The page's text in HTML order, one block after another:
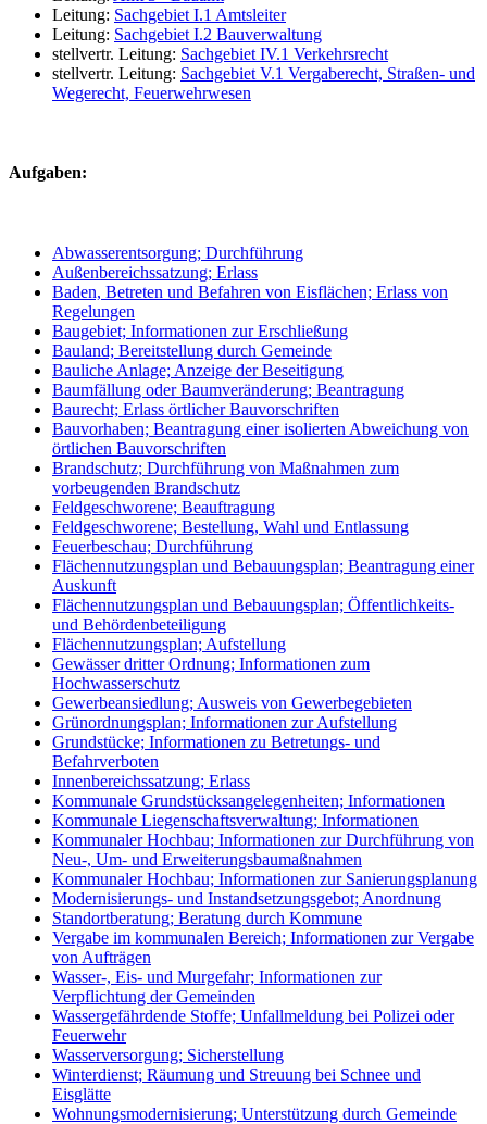
Leitung: Sachgebiet I.1 Amtsleiter
Leitung: Sachgebiet I.2 Bauverwaltung
stellvertr. Leitung: Sachgebiet IV.1 Verkehrsrecht
stellvertr. Leitung: Sachgebiet V.1 Vergaberecht, Straßen- und
Wegerecht, Feuerwehrwesen
Aufgaben:
Abwasserentsorgung; Durchführung
Außenbereichssatzung; Erlass
Baden, Betreten und Befahren von Eisflächen; Erlass von
Regelungen
Baugebiet; Informationen zur Erschließung
Bauland; Bereitstellung durch Gemeinde
Bauliche Anlage; Anzeige der Beseitigung
Baumfällung oder Baumveränderung; Beantragung
Baurecht; Erlass örtlicher Bauvorschriften
Bauvorhaben; Beantragung einer isolierten Abweichung von
örtlichen Bauvorschriften
Brandschutz; Durchführung von Maßnahmen zum
vorbeugenden Brandschutz
Feldgeschworene; Beauftragung
Feldgeschworene; Bestellung, Wahl und Entlassung
Feuerbeschau; Durchführung
Flächennutzungsplan und Bebauungsplan; Beantragung einer
Auskunft
Flächennutzungsplan und Bebauungsplan; Öffentlichkeits-
und Behördenbeteiligung
Flächennutzungsplan; Aufstellung
Gewässer dritter Ordnung; Informationen zum
Hochwasserschutz
Gewerbeansiedlung; Ausweis von Gewerbegebieten
Grünordnungsplan; Informationen zur Aufstellung
Grundstücke; Informationen zu Betretungs- und
Befahrverboten
Innenbereichssatzung; Erlass
Kommunale Grundstücksangelegenheiten; Informationen
Kommunale Liegenschaftsverwaltung; Informationen
Kommunaler Hochbau; Informationen zur Durchführung von
Neu-, Um- und Erweiterungsbaumaßnahmen
Kommunaler Hochbau; Informationen zur Sanierungsplanung
Modernisierungs- und Instandsetzungsgebot; Anordnung
Standortberatung; Beratung durch Kommune
Vergabe im kommunalen Bereich; Informationen zur Vergabe
von Aufträgen
Wasser-, Eis- und Murgefahr; Informationen zur
Verpflichtung der Gemeinden
Wassergefährdende Stoffe; Unfallmeldung bei Polizei oder
Feuerwehr
Wasserversorgung; Sicherstellung
Winterdienst; Räumung und Streuung bei Schnee und
Eisglätte
Wohnungsmodernisierung; Unterstützung durch Gemeinde